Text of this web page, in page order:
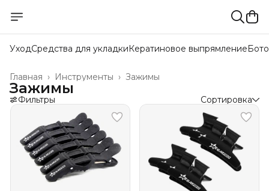
УходСредства для укладкиКератиновое выпрямление
Зажимы
Инструменты ›
Главная ›
Зажимы
Фильтры Сортировка